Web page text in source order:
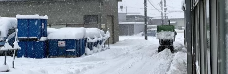
営業カレンダー
ブログ
採用情報